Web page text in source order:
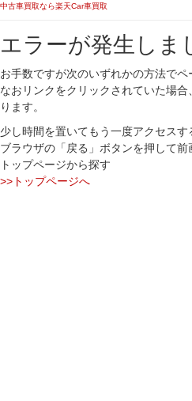
中古車買取なら楽天Car車買取
エラーが発生しま
お手数ですが次のいずれかの方法でペ
なおリンクをクリックされていた場
ります。
少し時間を置いてもう一度アクセスす
ブラウザの「戻る」ボタンを押して前
トップページから探す
>>トップページへ